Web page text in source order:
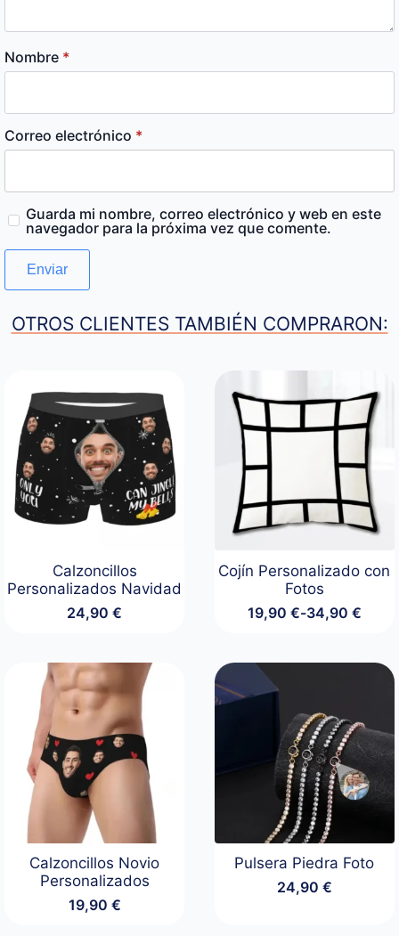
Nombre *
Correo electrónico *
Guarda mi nombre, correo electrónico y web en este
navegador para la próxima vez que comente.
OTROS CLIENTES TAMBIÉN COMPRARON:
Calzoncillos
Personalizados Navidad
24,90€
Cojín Personalizado con
Fotos
19,90 €-34,90 €
Rango
34,90 €
Calzoncillos Novio
Personalizados
19,90 €
Pulsera Piedra Foto
24,90 €